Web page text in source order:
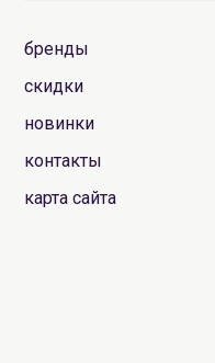
бренды
скидки
новинки
контакты
карта сайта